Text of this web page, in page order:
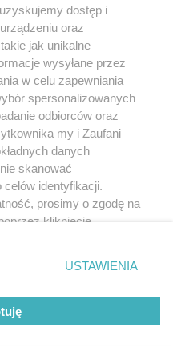
dostęp i
oraz
jak unikalne
wysyłane przez
w celu zapewniania
spersonalizowanych
odbiorców oraz
my i Zaufani
danych
skanować
identyfikacji.
prosimy o zgodę na
kliknięcie
ustawień prywatności
rogu strony
wymagają zgody
się takiemu
miały zastosowanie tylko
USTAWIENIA